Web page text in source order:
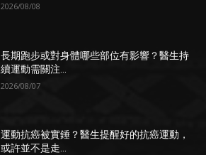
2026/08/08
長期跑步或對身體哪些部位有影響？醫生持
續運動需關注...
2026/08/07
運動抗癌被實錘？醫生提醒好的抗癌運動，
或許並不是走...